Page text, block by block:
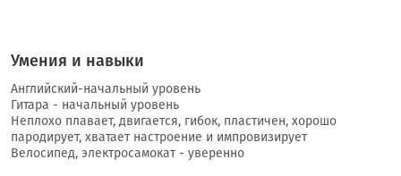
Умения и навыки
Английский-начальный уровень
Гитара - начальный уровень
Неплохо плавает, двигается, гибок, пластичен, хорошо
пародирует, хватает настроение и импровизирует
Велосипед, электросамокат - уверенно